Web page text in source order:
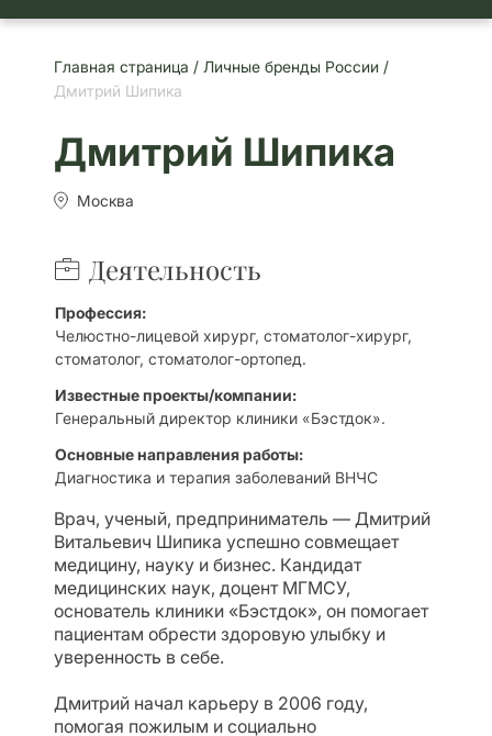
Главная страница / Личные бренды России /
Дмитрий Шипика
Дмитрий Шипика
Москва
Деятельность
Профессия:
Челюстно-лицевой хирург, стоматолог-хирург,
стоматолог, стоматолог-ортопед.
Известные проекты/компании:
Генеральный директор клиники «Бэстдок».
Основные направления работы:
Диагностика и терапия заболеваний ВНЧС
Врач, ученый, предприниматель — Дмитрий
Витальевич Шипика успешно совмещает
медицину, науку и бизнес. Кандидат
медицинских наук, доцент МГМСУ,
основатель клиники «Бэстдок», он помогает
пациентам обрести здоровую улыбку и
уверенность в себе.
Дмитрий начал карьеру в 2006 году,
помогая пожилым и социально